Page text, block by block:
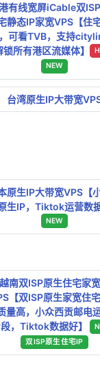
有线宽屏iCable双
静态IP家宽VPS【住
可看TVB，支持
锁所有港区流媒体】
NEW
台湾原生IP大带宽
原生IP大带宽VPS【
生IP，Tiktok运营数据
NEW
越南双ISP原生住宅家
【双ISP原生家宽住宅
量高，小众西贡邮电
，Tiktok数据好】
双ISP原生住宅IP